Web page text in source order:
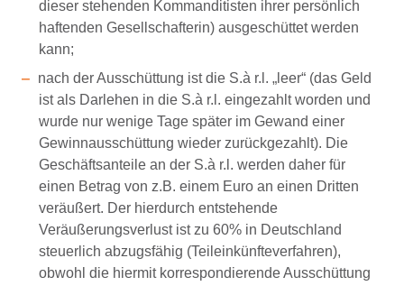
dieser stehenden Kommanditisten ihrer persönlich
haftenden Gesellschafterin) ausgeschüttet werden
kann;
nach der Ausschüttung ist die S.à r.l. „leer“ (das Geld
ist als Darlehen in die S.à r.l. eingezahlt worden und
wurde nur wenige Tage später im Gewand einer
Gewinnausschüttung wieder zurückgezahlt). Die
Geschäftsanteile an der S.à r.l. werden daher für
einen Betrag von z.B. einem Euro an einen Dritten
veräußert. Der hierdurch entstehende
Veräußerungsverlust ist zu 60% in Deutschland
steuerlich abzugsfähig (Teileinkünfteverfahren),
obwohl die hiermit korrespondierende Ausschüttung